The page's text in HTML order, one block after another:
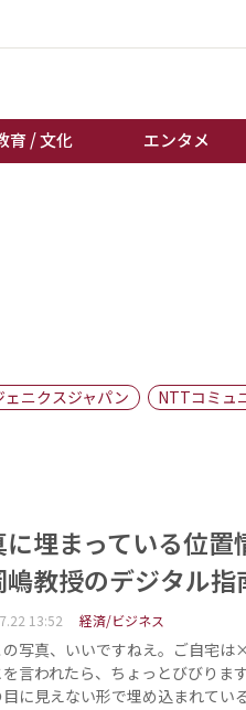
育 / 文化 エンタメ
ェニクスジャパン
NTTコミュ
に埋まっている位
嶋教授のデジタル指
13:52 経済/ビジネス
写真、いいですねえ。ご自宅
言われたら、ちょっとびびりま
目に見えない形で埋め込まれて